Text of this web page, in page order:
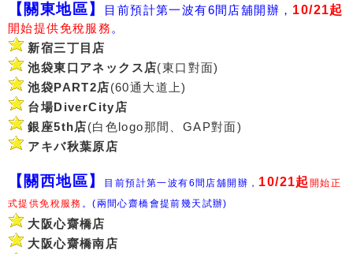
【關東地區】 目前預計第一波有6間店舖開辦， 10/21起
開始提供免稅服務 。
新宿三丁目店
池袋東口アネックス店(東口對面)
池袋PART2店(60通大道上)
台場DiverCity店
銀座5th店(白色logo那間、GAP對面)
アキバ秋葉原店
【關西地區】 目 前預計第一波有6間店舖開辦， 10/21起 開始正
式提供免稅服務 。(兩間心齋橋會提前幾天試辦)
大阪心齋橋店
大阪心齋橋南店